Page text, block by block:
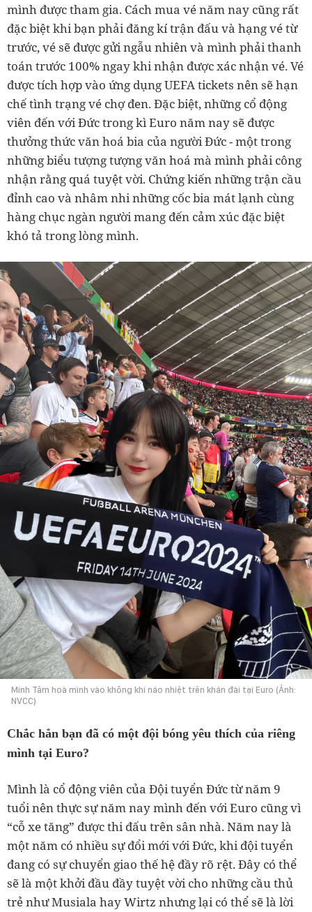
mình được tham gia. Cách mua vé năm nay cũng rất
đặc biệt khi bạn phải đăng kí trận đấu và hạng vé từ
trước, vé sẽ được gửi ngẫu nhiên và mình phải thanh
toán trước 100% ngay khi nhận được xác nhận vé. Vé
được tích hợp vào ứng dụng UEFA tickets nên sẽ hạn
chế tình trạng vé chợ đen. Đặc biệt, những cổ động
viên đến với Đức trong kì Euro năm nay sẽ được
thưởng thức văn hoá bia của người Đức - một trong
những biểu tượng tượng văn hoá mà mình phải công
nhận rằng quá tuyệt vời. Chứng kiến những trận cầu
đỉnh cao và nhâm nhi những cốc bia mát lạnh cùng
hàng chục ngàn người mang đến cảm xúc đặc biệt
khó tả trong lòng mình.
Minh Tâm hoà mình vào không khí náo nhiệt trên khán đài tại Euro (Ảnh:
NVCC)
Chắc hẳn bạn đã có một đội bóng yêu thích của riêng
mình tại Euro?
Mình là cổ động viên của Đội tuyển Đức từ năm 9
tuổi nên thực sự năm nay mình đến với Euro cũng vì
“cỗ xe tăng” được thi đấu trên sân nhà. Năm nay là
một năm có nhiều sự đổi mới với Đức, khi đội tuyển
đang có sự chuyển giao thế hệ đầy rõ rệt. Đây có thể
sẽ là một khởi đầu đầy tuyệt vời cho những cầu thủ
trẻ như Musiala hay Wirtz nhưng lại có thể sẽ là lời